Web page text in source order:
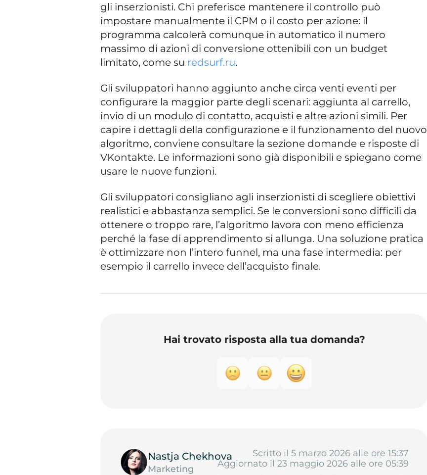
gli inserzionisti. Chi preferisce mantenere il controllo può
impostare manualmente il CPM o il costo per azione: il
programma calcolerà comunque in automatico il numero
massimo di azioni di conversione ottenibili con un budget
limitato, come su redsurf.ru.
Gli sviluppatori hanno aggiunto anche circa venti eventi per
configurare la maggior parte degli scenari: aggiunta al carrello,
invio di un modulo di contatto, acquisti e altre azioni simili. Per
capire i dettagli della configurazione e il funzionamento del nuovo
algoritmo, conviene consultare la sezione domande e risposte di
VKontakte. Le informazioni sono già disponibili e spiegano come
usare le nuove funzioni.
Gli sviluppatori consigliano agli inserzionisti di scegliere obiettivi
realistici e abbastanza semplici. Se le conversioni sono difficili da
ottenere o troppo rare, l’algoritmo lavora con meno efficienza
perché la fase di apprendimento si allunga. Una soluzione pratica
è ottimizzare non l’intero funnel, ma una fase intermedia: per
esempio il carrello invece dell’acquisto finale.
Hai trovato risposta alla tua domanda?
Nastja Chekhova
Marketing
Scritto il 5 marzo 2026 alle ore 15:37
Aggiornato il 23 maggio 2026 alle ore 05:39